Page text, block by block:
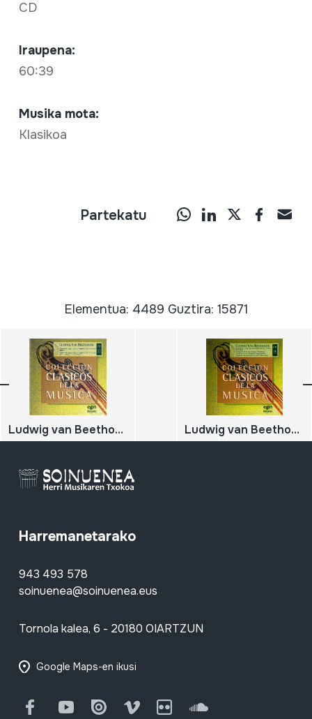
CD
Iraupena:
60:39
Musika mota:
Klasikoa
Partekatu
Elementua: 4489 Guztira: 15871
Ludwig van Beethoven; Concierto para piano y orquesta nº 4 en sol mayor; Concierto para piano y orquesta nº 5 en mi bemol mayor, 'Emperador' Ludwig van Beethoven; Sonata nº 2 en do sostenido menor, 'Claro de luna'; Sonata nº 8 en do menor, 'Patética'; Sonata nº 23 en fa menor, 'Appasionata'; Bagatela en la menor, nº 59 'Para Elisa'
Harremanetarako
943 493 578
soinuenea@soinuenea.eus
Tornola kalea, 6 - 20180 OIARTZUN
Google Maps-en ikusi
FacebookYoutube Issuu Vimeo Flickr SoundCloud